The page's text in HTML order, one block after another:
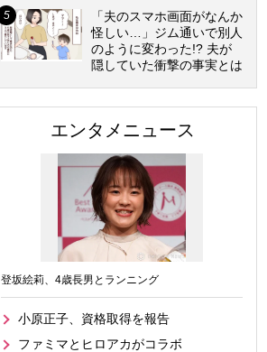
「夫のスマホ画面がなんか
怪しい…」ジム通いで別人
のように変わった!? 夫が
隠していた衝撃の事実とは
エンタメニュース
登坂絵莉、4歳長男とランニング
小原正子、資格取得を報告
ファミマとヒロアカがコラボ